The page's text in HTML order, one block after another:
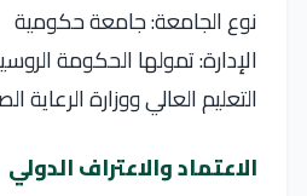
نوع الجامعة: جامعة حكومية
الإدارة: تمولها الحكومة
التعليم العالي ووزارة الرعاية
الاعتماد والاعتراف الدولي